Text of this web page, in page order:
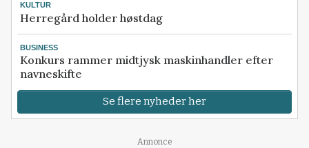
KULTUR
Herregård holder høstdag
BUSINESS
Konkurs rammer midtjysk maskinhandler efter
navneskifte
Se flere nyheder her
Annonce